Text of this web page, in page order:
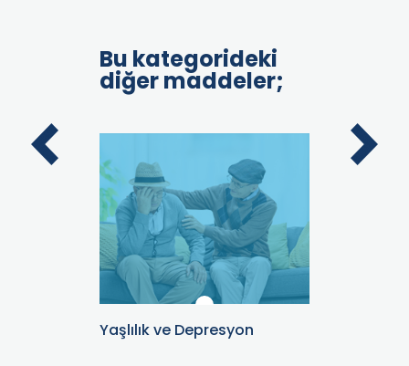
Bu kategorideki
diğer maddeler;
Yaşlılık ve Depresyon